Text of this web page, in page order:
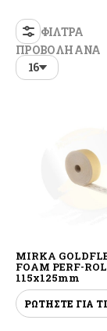
ΦΙΛΤΡΑ
ΠΡΟΒΟΛΗ ΑΝΑ
16
MIRKA
FOAM PERF-
115x125mm
ΡΩΤΗΣΤΕ ΓΙΑ